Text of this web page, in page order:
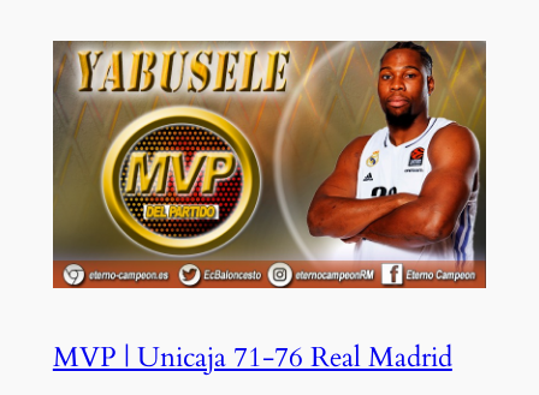
MVP | Unicaja 71-76 Real Madrid